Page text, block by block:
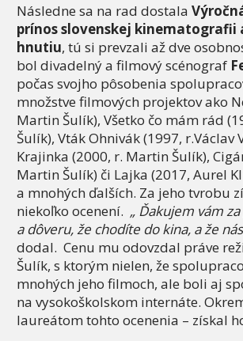
Následne sa na rad dostala
prínos slovenskej kinematografii
hnutiu, tú si prevzali až dve
bol divadelný a filmový scénograf
počas svojho pôsobenia
množstve filmových projektov ako
Martin Šulík), Všetko čo mám rád
Šulík), Vták Ohnivák (1997, r.Václav
Krajinka (2000, r. Martin Šulík),
Martin Šulík) či Lajka (2017, Aurel
a mnohých ďalších. Za jeho tvrobu
niekoľko ocenení. „ Ďakujem vám
a dôveru, že chodíte do kina, a že
dodal. Cenu mu odovzdal práve
Šulík, s ktorým nielen, že
mnohých jeho filmoch, ale boli aj
na vysokoškolskom internáte.
laureátom tohto ocenenia – získal